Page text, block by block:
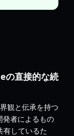
の直接的な続
観と伝承を持つ
発者によるもの
有しているた